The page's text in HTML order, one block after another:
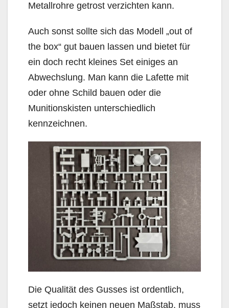
Metallrohre getrost verzichten kann.
Auch sonst sollte sich das Modell „out of
the box“ gut bauen lassen und bietet für
ein doch recht kleines Set einiges an
Abwechslung. Man kann die Lafette mit
oder ohne Schild bauen oder die
Munitionskisten unterschiedlich
kennzeichnen.
Die Qualität des Gusses ist ordentlich,
setzt jedoch keinen neuen Maßstab, muss